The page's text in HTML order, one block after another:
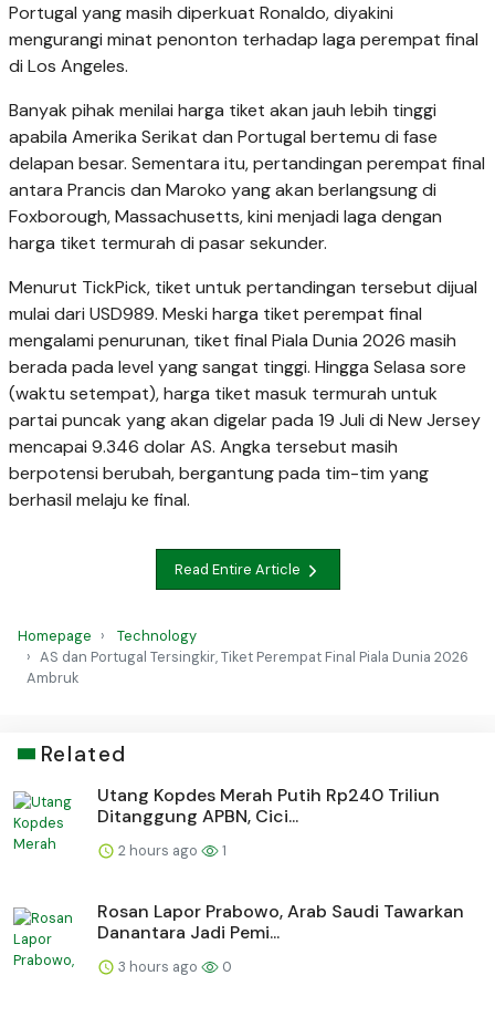
Portugal yang masih diperkuat Ronaldo, diyakini
mengurangi minat penonton terhadap laga perempat final
di Los Angeles.
Banyak pihak menilai harga tiket akan jauh lebih tinggi
apabila Amerika Serikat dan Portugal bertemu di fase
delapan besar. Sementara itu, pertandingan perempat final
antara Prancis dan Maroko yang akan berlangsung di
Foxborough, Massachusetts, kini menjadi laga dengan
harga tiket termurah di pasar sekunder.
Menurut TickPick, tiket untuk pertandingan tersebut dijual
mulai dari USD989. Meski harga tiket perempat final
mengalami penurunan, tiket final Piala Dunia 2026 masih
berada pada level yang sangat tinggi. Hingga Selasa sore
(waktu setempat), harga tiket masuk termurah untuk
partai puncak yang akan digelar pada 19 Juli di New Jersey
mencapai 9.346 dolar AS. Angka tersebut masih
berpotensi berubah, bergantung pada tim-tim yang
berhasil melaju ke final.
Read Entire Article
Homepage
Technology
AS dan Portugal Tersingkir, Tiket Perempat Final Piala Dunia 2026
Ambruk
Related
Utang Kopdes Merah Putih Rp240 Triliun
Ditanggung APBN, Cici...
2 hours ago 1
Rosan Lapor Prabowo, Arab Saudi Tawarkan
Danantara Jadi Pemi...
3 hours ago 0